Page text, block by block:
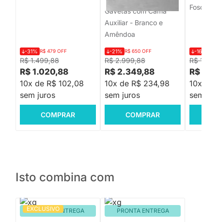
R$ 1.499,88
-31% R$ 479 OFF
R$ 1.020,88
10x de R$ 102,08
sem juros
COMPRAR
Gavetas com Cama
Auxiliar - Branco e
Amêndoa
R$ 2.999,88
-21% R$ 650 OFF
R$ 2.349,88
10x de R$ 234,98
sem juros
COMPRAR
Fosco
R$
-16%
R$
10x de
sem
Isto combina com
EXCLUSIVO
PRONTA ENTREGA PRONTA ENTREGA